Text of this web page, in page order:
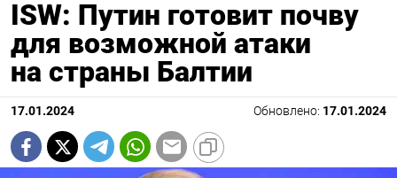
ISW: Путин готовит почву
для возможной атаки
на страны Балтии
17.01.2024 Обновлено: 17.01.2024